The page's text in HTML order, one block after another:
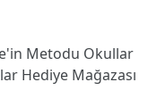
Metodu Okullar
Hediye Mağazası